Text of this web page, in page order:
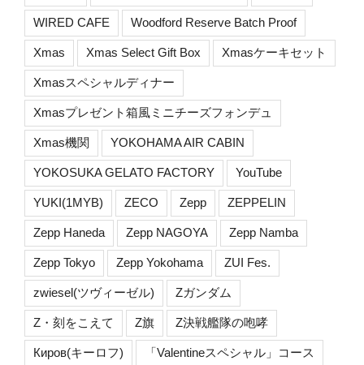
WIRED CAFE Woodford Reserve Batch Proof
Xmas Xmas Select Gift Box Xmasケーキセット
Xmasスペシャルディナー
Xmasプレゼント箱風ミニチーズフォンデュ
Xmas機関 YOKOHAMA AIR CABIN
YOKOSUKA GELATO FACTORY YouTube
YUKI(1MYB) ZECO Zepp ZEPPELIN
Zepp Haneda Zepp NAGOYA Zepp Namba
Zepp Tokyo Zepp Yokohama ZUI Fes.
zwiesel(ツヴィーゼル) Zガンダム
Z・刻をこえて Z旗 Z決戦艦隊の咆哮
Киров(キーロフ) 「Valentineスペシャル」コース